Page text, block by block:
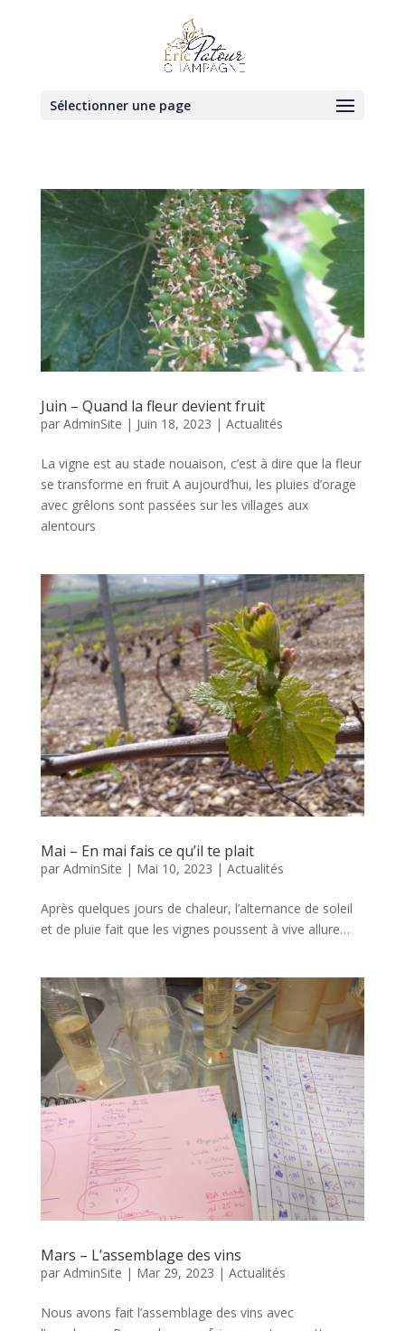
Sélectionner une page
Juin – Quand la fleur devient fruit
par AdminSite | Juin 18, 2023 | Actualités
La vigne est au stade nouaison, c’est à dire que la fleur
se transforme en fruit A aujourd’hui, les pluies d’orage
avec grêlons sont passées sur les villages aux
alentours
Mai – En mai fais ce qu’il te plait
par AdminSite | Mai 10, 2023 | Actualités
Après quelques jours de chaleur, l’alternance de soleil
et de pluie fait que les vignes poussent à vive allure…
Mars – L’assemblage des vins
par AdminSite | Mar 29, 2023 | Actualités
Nous avons fait l’assemblage des vins avec